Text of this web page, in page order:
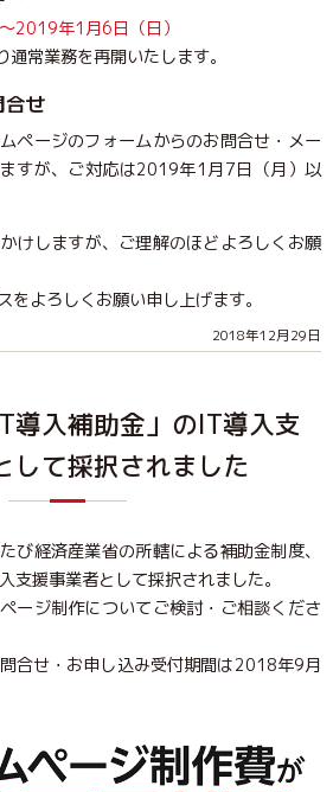
2019年1月6日（日）
常業務を再開いたします。
せ
ページのフォームからのお問合せ・メー
すが、ご対応は2019年1月7日（月）以
けしますが、ご理解のほどよろしくお願
をよろしくお願い申し上げます。
2018年12月29日
導入補助金」のIT導入支
して採択されました
び経済産業省の所轄による補助金制度、
支援事業者として採択されました。
ージ制作についてご検討・ご相談くださ
合せ・お申し込み受付期間は2018年9月